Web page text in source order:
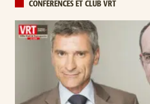
CONFÉRENCES ET CLUB VRT